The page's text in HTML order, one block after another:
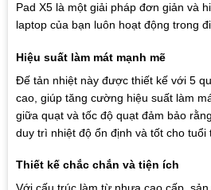
Pad X5 là một giải pháp đơn giản và
laptop của bạn luôn hoạt động trong
Hiệu suất làm mát mạnh mẽ
Đế tản nhiệt này được thiết kế với 5
cao, giúp tăng cường hiệu suất làm
giữa quạt và tốc độ quạt đảm bảo
duy trì nhiệt độ ổn định và tốt cho tuổi
Thiết kế chắc chắn và tiện ích
Với cấu trúc làm từ nhựa cao cấp,